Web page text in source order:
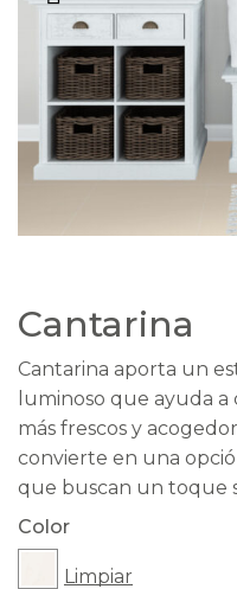
Cantarina
Cantarina aporta un
luminoso que ayuda
más frescos y
convierte en una
que buscan un toque
Color
Limpiar